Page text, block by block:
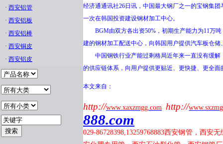
· 西安铝管
· 西安铝板
· 西安铝棒
· 西安铜皮
· 西安铝皮
经济通通讯社26日讯，中国最大钢厂之一的宝钢集
一次在韩国投资建设钢材加工中心。
BGM由双方各出资50%，初期生产能力为11万吨
建的钢材加工配送中心，向韩国用户提供汽车板仓储
中国钢铁行业产能过剩格局近年来一直没有缓解
的供应链体系，向用户提供更贴近、更快捷、更全
本文来自：
http://www.xaxzmgg.com http://
888.com
029-86728398,13259768883西安钢管，西安无